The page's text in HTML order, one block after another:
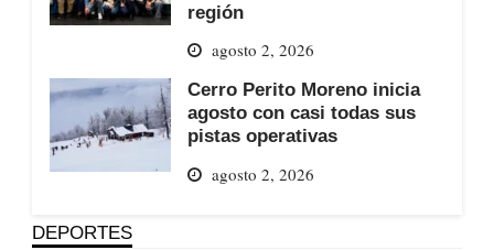
región
agosto 2, 2026
Cerro Perito Moreno inicia
agosto con casi todas sus
pistas operativas
agosto 2, 2026
DEPORTES